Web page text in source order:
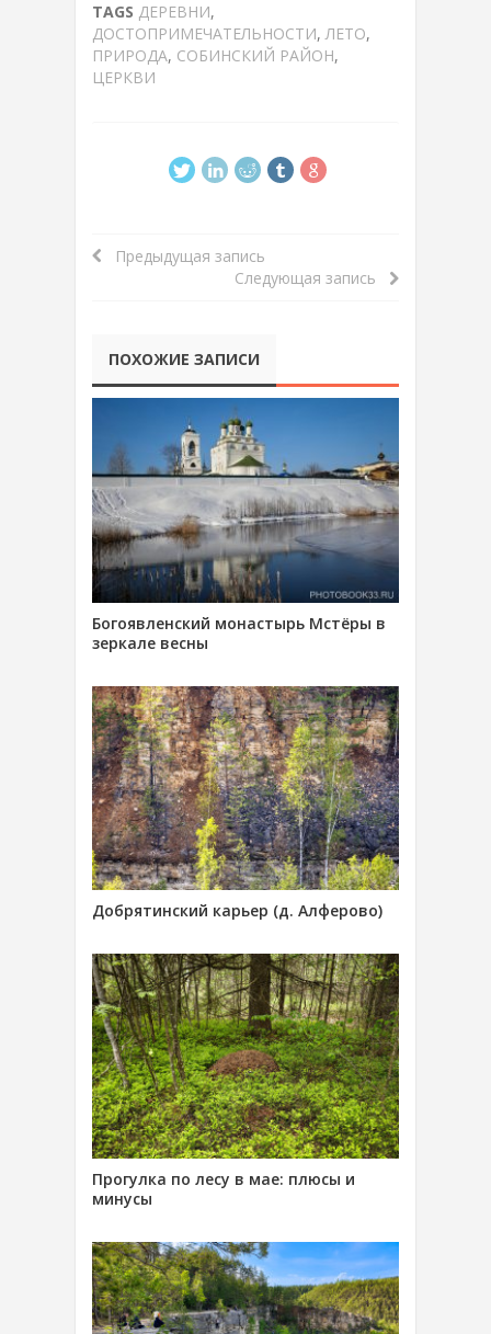
TAGS ДЕРЕВНИ,
ДОСТОПРИМЕЧАТЕЛЬНОСТИ,ЛЕТО,
ПРИРОДА, СОБИНСКИЙ РАЙОН,
ЦЕРКВИ
Предыдущая запись
Следующая запись
ПОХОЖИЕ ЗАПИСИ
Богоявленский монастырь Мстёры в
зеркале весны
Добрятинский карьер (д. Алферово)
Прогулка по лесу в мае: плюсы и
минусы